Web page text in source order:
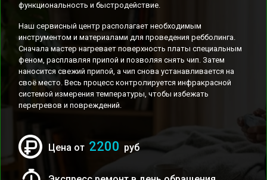
функциональность и быстродействие.
Наш сервисный центр располагает необходимым
инструментом и материалами для проведения ребболинга.
Сначала мастер нагревает поверхность платы специальным
феном, расплавляя припой и позволяя снять чип. Затем
наносится свежий припой, а чип снова устанавливается на
своё место. Весь процесс контролируется инфракрасной
системой измерения температуры, чтобы избежать
перегревов и повреждений.
Цена от 2200 руб